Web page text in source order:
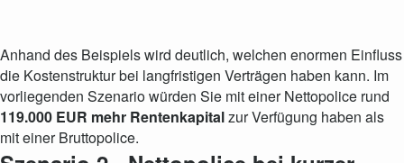
Anhand des Beispiels wird deutlich, welchen enormen Einfluss
die Kostenstruktur bei langfristigen Verträgen haben kann. Im
vorliegenden Szenario würden Sie mit einer Nettopolice rund
119.000 EUR mehr Rentenkapitalzur Verfügung haben als
mit einer Bruttopolice.